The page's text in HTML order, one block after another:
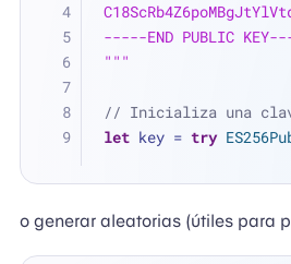
-----END PUBLIC
"""
// Inicializa una clave
let key = try
o generar aleatorias (útiles para